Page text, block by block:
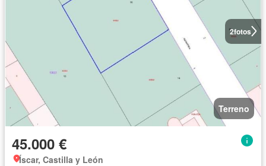
2fotos
Terreno
45.000 €
Íscar, Castilla y León